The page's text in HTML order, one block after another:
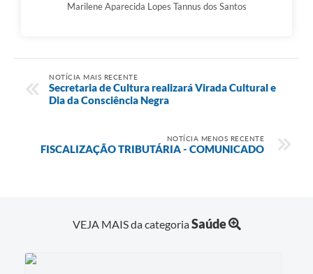
Marilene Aparecida Lopes Tannus dos Santos
NOTÍCIA MAIS RECENTE
Secretaria de Cultura realizará Virada Cultural e
Dia da Consciência Negra
NOTÍCIA MENOS RECENTE
FISCALIZAÇÃO TRIBUTÁRIA - COMUNICADO
VEJA MAIS da categoriaSaúde